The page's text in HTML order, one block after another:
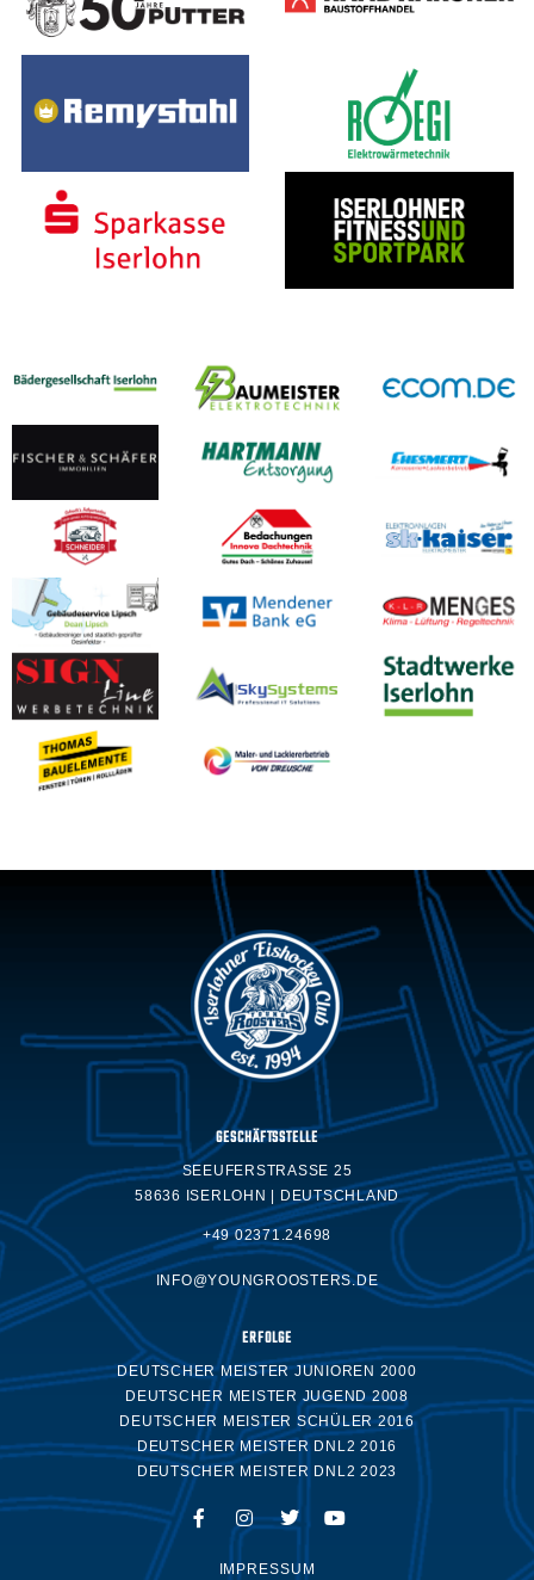
GESCHÄFTSSTELLE
SEEUFERSTRASSE 25
58636 ISERLOHN | DEUTSCHLAND
+49 02371.24698
INFO@YOUNGROOSTERS.DE
ERFOLGE
DEUTSCHER MEISTER JUNIOREN 2000
DEUTSCHER MEISTER JUGEND 2008
DEUTSCHER MEISTER SCHÜLER 2016
DEUTSCHER MEISTER DNL2 2016
DEUTSCHER MEISTER DNL2 2023
IMPRESSUM